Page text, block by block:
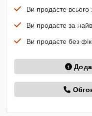
Ви продаєте всього
Ви продаєте за
Ви продаєте без